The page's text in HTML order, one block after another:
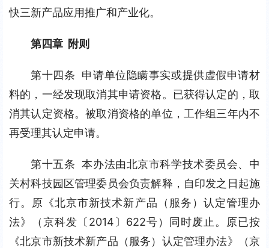
快三新产品应用推广和产业化。
第四章  附则
第十四条  申请单位隐瞒事实或提供虚假申请材
料的，一经发现取消其申请资格。已获得认定的，取
消其认定资格。被取消资格的单位，工作组三年内不
再受理其认定申请。
第十五条  本办法由北京市科学技术委员会、中
关村科技园区管理委员会负责解释，自印发之日起施
行。原《北京市新技术新产品（服务）认定管理办
法》（京科发〔2014〕622号）同时废止。原已按
《北京市新技术新产品（服务）认定管理办法》（京